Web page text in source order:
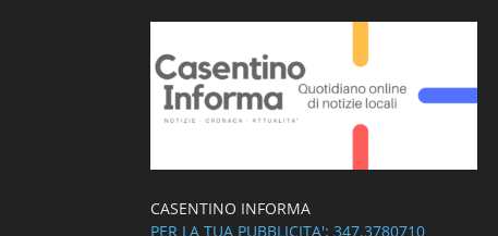
CASENTINO INFORMA
PER LA TUA PUBBLICITA': 347.3780710